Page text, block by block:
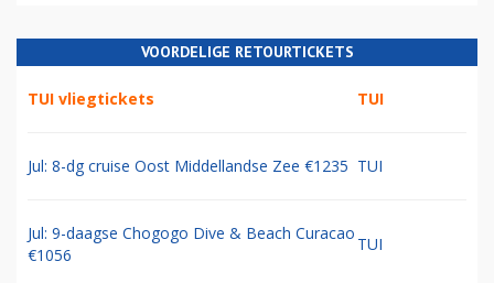
VOORDELIGE RETOURTICKETS
TUI vliegtickets TUI
Jul: 8-dg cruise Oost Middellandse Zee €1235 TUI
Jul: 9-daagse Chogogo Dive & Beach Curacao
€1056
TUI